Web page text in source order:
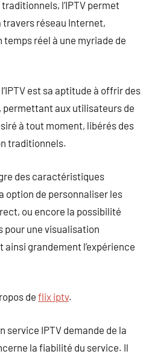
l’IPTV permet
réseau Internet,
réel à une myriade de
est sa aptitude à offrir des
permettant aux utilisateurs de
à tout moment, libérés des
traditionnels.
des caractéristiques
option de personnaliser les
ou encore la possibilité
pour une visualisation
grandement l’expérience
de flix iptv.
service IPTV demande de la
la fiabilité du service. Il